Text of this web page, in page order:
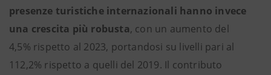
presenze turistiche internazionali hanno invece
una crescita più robusta, con un aumento del
4,5% rispetto al 2023, portandosi su livelli pari al
112,2% rispetto a quelli del 2019. Il contributo